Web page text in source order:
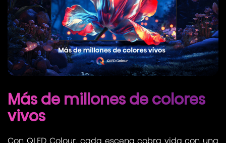
Más de millones de colores
vivos